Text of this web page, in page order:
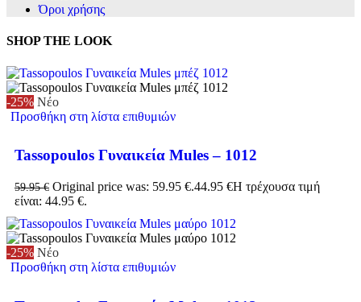
Όροι χρήσης
SHOP THE LOOK
-25% Νέο
Προσθήκη στη λίστα επιθυμιών
Tassopoulos Γυναικεία Mules – 1012
59.95€ Original price was: 59.95 €.44.95 €Η τρέχουσα τιμή
είναι: 44.95 €.
-25% Νέο
Προσθήκη στη λίστα επιθυμιών